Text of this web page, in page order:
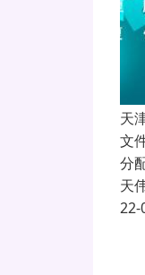
天
文
分
天
22-